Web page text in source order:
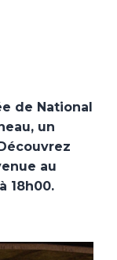
de National
un
au
18h00.